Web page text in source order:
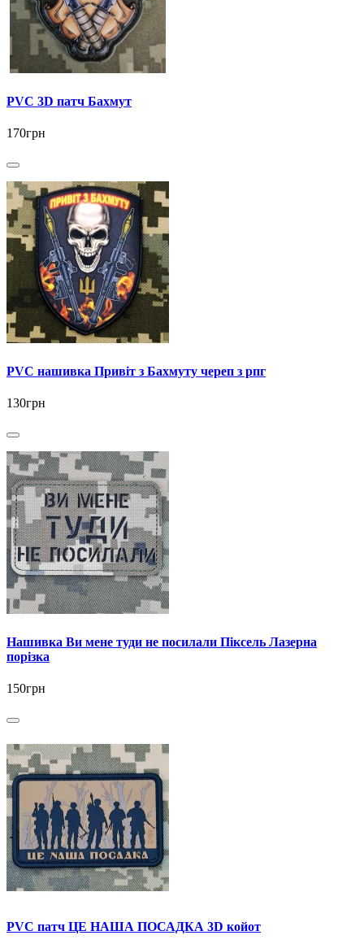
PVC 3D патч Бахмут
170грн
PVC нашивка Привіт з Бахмуту череп з рпг
130грн
Нашивка Ви мене туди не посилали Піксель Лазерна
порізка
150грн
PVC патч ЦЕ НАША ПОСАДКА 3D койот